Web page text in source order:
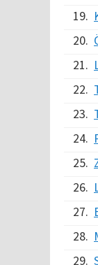
19.
20.
21.
22.
23.
24.
25.
26.
27.
28.
29.